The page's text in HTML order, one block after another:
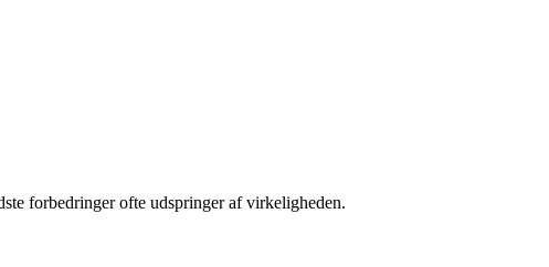
forbedringer ofte udspringer af virkeligheden.